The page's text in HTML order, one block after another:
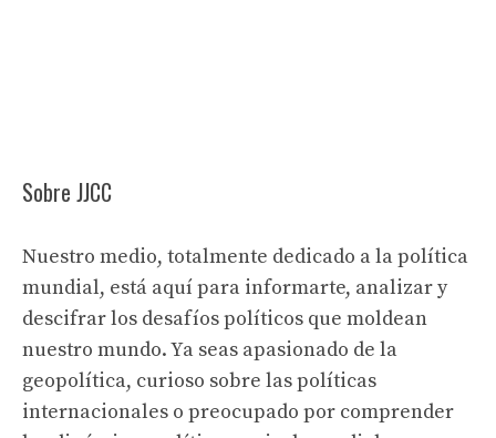
Sobre JJCC
Nuestro medio, totalmente dedicado a la política
mundial, está aquí para informarte, analizar y
descifrar los desafíos políticos que moldean
nuestro mundo. Ya seas apasionado de la
geopolítica, curioso sobre las políticas
internacionales o preocupado por comprender